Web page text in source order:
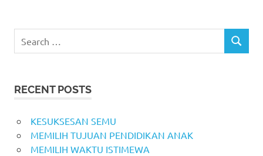
for:
SEARCH
RECENT POSTS
KESUKSESAN SEMU
MEMILIH TUJUAN PENDIDIKAN ANAK
MEMILIH WAKTU ISTIMEWA